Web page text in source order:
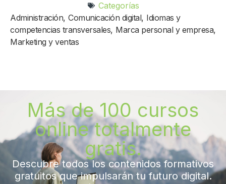
Categorías
Administración, Comunicación digital, Idiomas y
competencias transversales, Marca personal y empresa,
Marketing y ventas
Más de 100 cursos
online totalmente
gratis.
Descubre todos los contenidos formativos
gratuitos que impulsarán tu futuro digital.